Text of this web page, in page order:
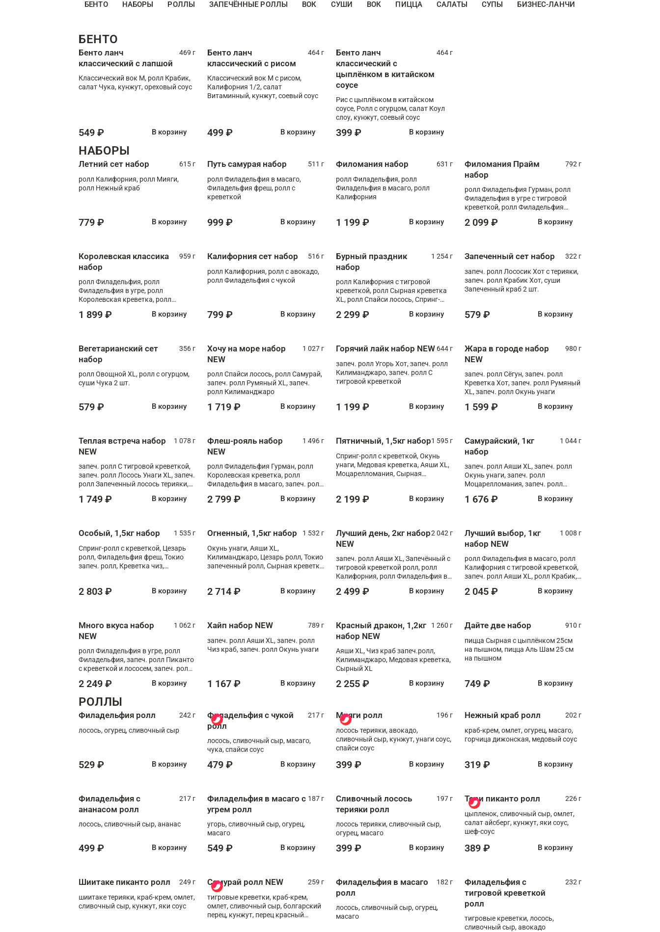
БЕНТО НАБОРЫ РОЛЛЫ ЗАПЕЧЁННЫЕ РОЛЛЫ ВОК СУШИ ВОК ПИЦЦА САЛАТЫ СУПЫ БИЗНЕС-ЛАНЧИ
БЕНТО
Бенто ланч
классический с лапшой
469 г
Классический вок М, ролл Крабик,
салат Чука, кунжут, ореховый соус
549 ₽ В корзину
Бенто ланч
классический с рисом
464 г
Классический вок М с рисом,
Калифорния 1/2, салат
Витаминный, кунжут, соевый соус
499 ₽ В корзину
Бенто ланч
классический с
цыплёнком в китайском
соусе
464 г
Рис с цыплёнком в китайском
соусе, Ролл с огурцом, салат Коул
слоу, кунжут, соевый соус
399 ₽ В корзину
НАБОРЫ
Летний сет набор
615 г
ролл Калифорния, ролл Мияги,
ролл Нежный краб
779 ₽ В корзину
Путь самурая набор
511 г
ролл Филадельфия в масаго,
Филадельфия фреш, ролл с
креветкой
999 ₽ В корзину
Филомания набор
631 г
ролл Филадельфия, ролл
Филадельфия в масаго, ролл
Калифорния
1 199 ₽ В корзину
Филомания Прайм
набор
792 г
ролл Филадельфия Гурман, ролл
Филадельфия в угре с тигровой
креветкой, ролл Филадельфия
2 099 ₽ В корзину
Королевская классика
набор
959 г
ролл Филадельфия, ролл
Филадельфия в угре, ролл
Королевская креветка, ролл
1 899 ₽ В корзину
Калифорния сет набор
516 г
ролл Калифорния, ролл с авокадо,
ролл Филадельфия с чукой
799 ₽ В корзину
Бурный праздник
набор
1 254 г
ролл Калифорния с тигровой
креветкой, ролл Сырная креветка
XL, ролл Спайси лосось, Спринг-
Медовая креветка
2 299 ₽ В корзину
Запеченный сет набор
322 г
запеч. ролл Лососик Хот с терияки,
запеч. ролл Крабик Хот, суши
Запеченный краб 2 шт.
579 ₽ В корзину
Вегетарианский сет
набор
356 г
ролл Овощной XL, ролл с огурцом,
суши Чука 2 шт.
579 ₽ В корзину
Хочу на море набор
NEW
1 027 г
ролл Спайси лосось, ролл Самурай,
запеч. ролл Румяный XL, запеч.
ролл Килиманджаро
1 719 ₽ В корзину
Горячий лайк набор NEW 644 г
запеч. ролл Угорь Хот, запеч. ролл
Килиманджаро, запеч. ролл С
тигровой креветкой
1 199 ₽ В корзину
Жара в городе набор
NEW
980 г
запеч. ролл Сёгун, запеч. ролл
Креветка Хот, запеч. ролл Румяный
XL, запеч. ролл Окунь унаги
1 599 ₽ В корзину
Теплая встреча набор
NEW
1 078 г
запеч. ролл С тигровой креветкой,
запеч. ролл Лосось Унаги XL, запеч.
ролл Запеченный лосось терияки,
1 749 ₽ В корзину
Флеш-рояль набор
NEW
1 496 г
ролл Филадельфия Гурман, ролл
Королевская креветка, ролл
Филадельфия в масаго, запеч. ролл
Тигровая креветка с моцареллой,
2 799 ₽ В корзину
Пятничный, 1,5кг набор1 595 г
Спринг-ролл с креветкой, Окунь
унаги, Медовая креветка, Аяши XL,
Моцарелломания, Сырная
2 199 ₽ В корзину
Самурайский, 1кг
набор
1 044 г
запеч. ролл Аяши XL, запеч. ролл
Окунь унаги, запеч. ролл
Моцарелломания, запеч. ролл
1 676 ₽ В корзину
Особый, 1,5кг набор
1 535 г
Спринг-ролл с креветкой, Цезарь
ролл, Филадельфия фреш, Токио
запеч. ролл, Креветка чиз,
2 803 ₽ В корзину
Огненный, 1,5кг набор
1 532 г
Окунь унаги, Аяши XL,
Килиманджаро, Цезарь ролл, Токио
запеченный ролл, Сырная креветка
2 714 ₽ В корзину
Лучший день, 2кг набор
NEW
2 042 г
запеч. ролл Аяши XL, Запечённый с
тигровой креветкой ролл, ролл
Калифорния, ролл Филадельфия в
запеч. ролл Моцарелломания, ролл
2 499 ₽ В корзину
Лучший выбор, 1кг
набор NEW
1 008 г
ролл Филадельфия в масаго, ролл
Калифорния с тигровой креветкой,
запеч. ролл Аяши XL, ролл Крабик,
2 045 ₽ В корзину
Много вкуса набор
NEW
1 062 г
ролл Филадельфия в угре, ролл
Филадельфия, запеч. ролл Пиканто
с креветкой и лососем, запеч. ролл
2 249 ₽ В корзину
Хайп набор NEW
789 г
запеч. ролл Аяши XL, запеч. ролл
Чиз краб, запеч. ролл Окунь унаги
1 167 ₽ В корзину
Красный дракон, 1,2кг
набор NEW
1 260 г
Аяши XL, Чиз краб запеч.ролл,
Килиманджаро, Медовая креветка,
Сырный XL
2 255 ₽ В корзину
Дайте две набор
910 г
пицца Сырная с цыплёнком 25см
на пышном, пицца Аль Шам 25 см
на пышном
749 ₽ В корзину
РОЛЛЫ
Филадельфия ролл
242 г
лосось, огурец, сливочный сыр
529 ₽ В корзину
Филадельфия с чукой
ролл
217 г
лосось, сливочный сыр, масаго,
чука, спайси соус
479 ₽ В корзину
Мияги ролл
196 г
лосось терияки, авокадо,
сливочный сыр, кунжут, унаги соус,
спайси соус
399 ₽ В корзину
Нежный краб ролл
202 г
краб-крем, омлет, огурец, масаго,
горчица дижонская, медовый соус
319 ₽ В корзину
Филадельфия с
ананасом ролл
217 г
лосось, сливочный сыр, ананас
499 ₽ В корзину
Филадельфия в масаго с
угрем ролл
187 г
угорь, сливочный сыр, огурец,
масаго
549 ₽ В корзину
Сливочный лосось
терияки ролл
197 г
лосось терияки, сливочный сыр,
огурец, масаго
399 ₽ В корзину
Тори пиканто ролл
226 г
цыпленок, сливочный сыр, омлет,
салат айсберг, кунжут, яки соус,
шеф-соус
389 ₽ В корзину
Шиитаке пиканто ролл
249 г
шиитаке терияки, краб-крем, омлет,
сливочный сыр, кунжут, яки соус
Самурай ролл NEW
259 г
тигровые креветки, краб-крем,
омлет, сливочный сыр, болгарский
перец, кунжут, перец красный
Филадельфия в масаго
ролл
182 г
лосось, сливочный сыр, огурец,
масаго
Филадельфия с
тигровой креветкой
ролл
232 г
тигровые креветки, лосось,
сливочный сыр, авокадо